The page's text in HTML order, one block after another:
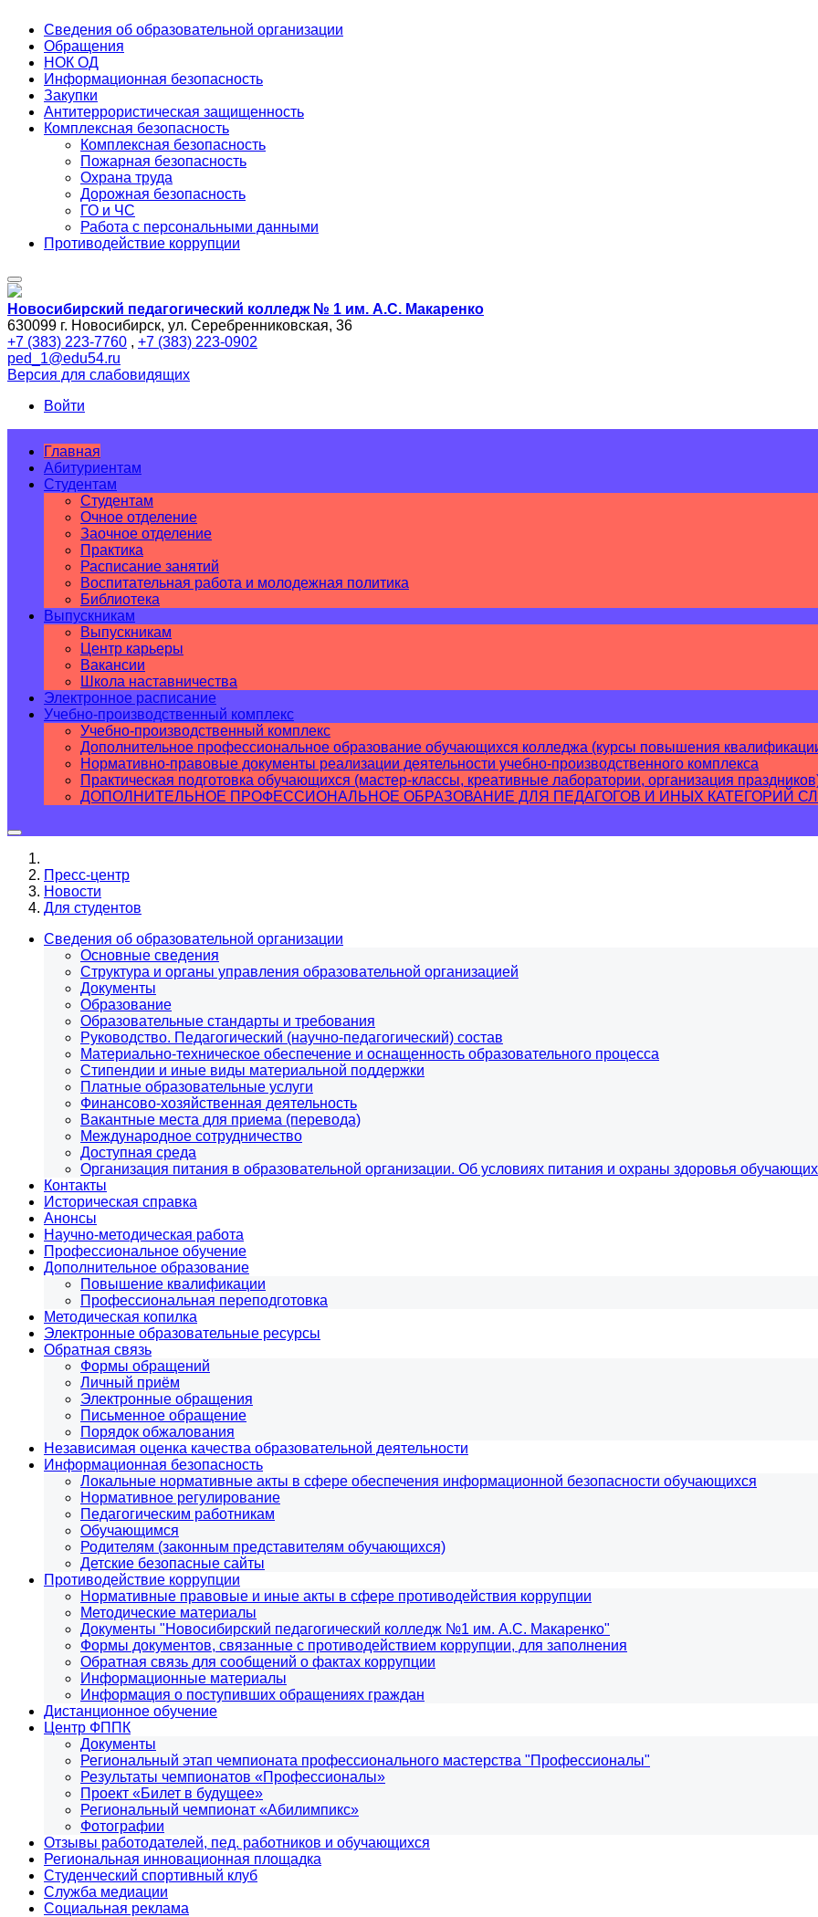
Сведения об образовательной организации
Обращения
НОК ОД
Информационная безопасность
Закупки
Антитеррористическая защищенность
Комплексная безопасность
Комплексная безопасность
Пожарная безопасность
Охрана труда
Дорожная безопасность
ГО и ЧС
Работа с персональными данными
Противодействие коррупции
Новосибирский педагогический колледж № 1 им. А.С. Макаренко
630099 г. Новосибирск, ул. Серебренниковская, 36
+7 (383) 223-7760 , +7 (383) 223-0902
ped_1@edu54.ru
Версия для слабовидящих
Войти
Главная
Абитуриентам
Студентам
Студентам
Очное отделение
Заочное отделение
Практика
Расписание занятий
Воспитательная работа и молодежная политика
Библиотека
Выпускникам
Выпускникам
Центр карьеры
Вакансии
Школа наставничества
Электронное расписание
Учебно-производственный комплекс
Учебно-производственный комплекс
Дополнительное профессиональное образование обучающихся колледжа (курсы повышения
Нормативно-правовые документы реализации деятельности учебно-производственного комплекса
Практическая подготовка обучающихся (мастер-классы, креативные лаборатории, организация
ДОПОЛНИТЕЛЬНОЕ ПРОФЕССИОНАЛЬНОЕ ОБРАЗОВАНИЕ ДЛЯ ПЕДАГОГОВ И ИНЫХ КАТЕГОРИЙ
Пресс-центр
Новости
Для студентов
Сведения об образовательной организации
Основные сведения
Структура и органы управления образовательной организацией
Документы
Образование
Образовательные стандарты и требования
Руководство. Педагогический (научно-педагогический) состав
Материально-техническое обеспечение и оснащенность образовательного процесса
Стипендии и иные виды материальной поддержки
Платные образовательные услуги
Финансово-хозяйственная деятельность
Вакантные места для приема (перевода)
Международное сотрудничество
Доступная среда
Организация питания в образовательной организации. Об условиях питания и охраны здоровья
Контакты
Историческая справка
Анонсы
Научно-методическая работа
Профессиональное обучение
Дополнительное образование
Повышение квалификации
Профессиональная переподготовка
Методическая копилка
Электронные образовательные ресурсы
Обратная связь
Формы обращений
Личный приём
Электронные обращения
Письменное обращение
Порядок обжалования
Независимая оценка качества образовательной деятельности
Информационная безопасность
Локальные нормативные акты в сфере обеспечения информационной безопасности обучающихся
Нормативное регулирование
Педагогическим работникам
Обучающимся
Родителям (законным представителям обучающихся)
Детские безопасные сайты
Противодействие коррупции
Нормативные правовые и иные акты в сфере противодействия коррупции
Методические материалы
Документы "Новосибирский педагогический колледж №1 им. А.С. Макаренко"
Формы документов, связанные с противодействием коррупции, для заполнения
Обратная связь для сообщений о фактах коррупции
Информационные материалы
Информация о поступивших обращениях граждан
Дистанционное обучение
Центр ФППК
Документы
Региональный этап чемпионата профессионального мастерства "Профессионалы"
Результаты чемпионатов «Профессионалы»
Проект «Билет в будущее»
Региональный чемпионат «Абилимпикс»
Фотографии
Отзывы работодателей, пед. работников и обучающихся
Региональная инновационная площадка
Студенческий спортивный клуб
Служба медиации
Социальная реклама